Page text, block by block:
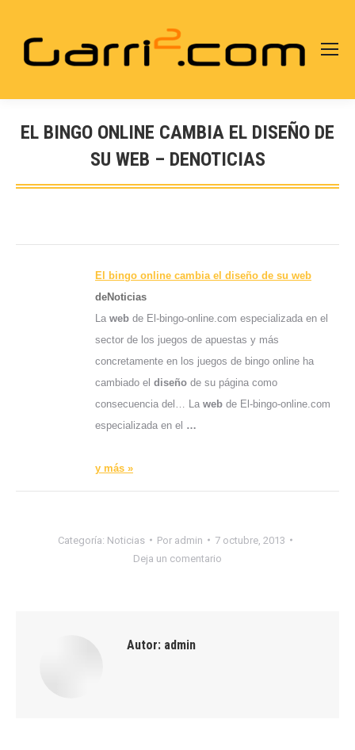
EL BINGO ONLINE CAMBIA EL DISEÑO DE
SU WEB – DENOTICIAS
Estás aquí:
El bingo online cambia el diseño de su web
deNoticias
La web de El-bingo-online.com especializada en el
sector de los juegos de apuestas y más
concretamente en los juegos de bingo online ha
cambiado el diseño de su página como
consecuencia del… La web de El-bingo-online.com
especializada en el …
y más »
Categoría: Noticias Por admin
7 octubre, 2013
Deja un comentario
Autor: admin